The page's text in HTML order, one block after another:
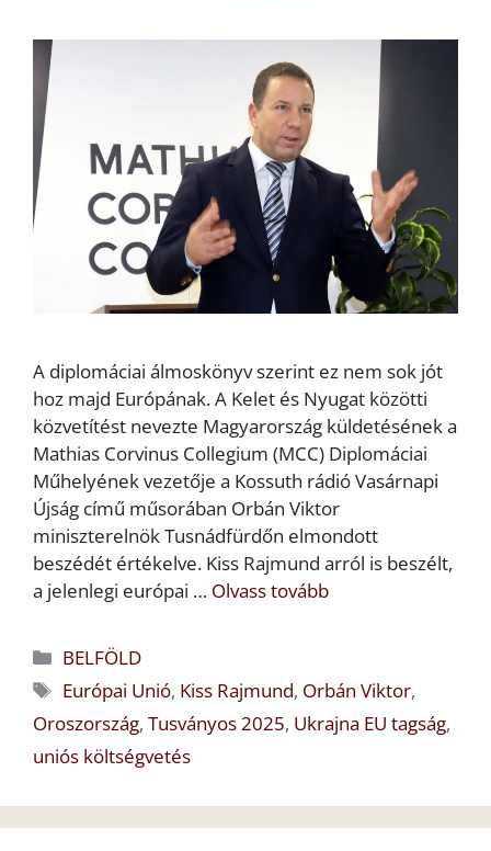
A diplomáciai álmoskönyv szerint ez nem sok jót
hoz majd Európának. A Kelet és Nyugat közötti
közvetítést nevezte Magyarország küldetésének a
Mathias Corvinus Collegium (MCC) Diplomáciai
Műhelyének vezetője a Kossuth rádió Vasárnapi
Újság című műsorában Orbán Viktor
miniszterelnök Tusnádfürdőn elmondott
beszédét értékelve. Kiss Rajmund arról is beszélt,
a jelenlegi európai … Olvass tovább
Kategória
BELFÖLD
Címkék
Európai Unió, Kiss Rajmund, Orbán Viktor,
Oroszország, Tusványos 2025, Ukrajna EU tagság,
uniós költségvetés